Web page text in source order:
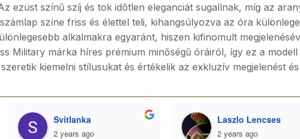
ezüst színű szíj és tok időtlen eleganciát sugallnak, míg az
színe friss és élettel teli, kihangsúlyozva az óra
alkalmakra egyaránt, hiszen kifinomult
Military márka híres prémium minőségű óráiról, így ez a
kiemelni stílusukat és értékelik az exkluzív megjelenést
Svitlanka
2 years ago
Laszlo Lencses
2 years ago